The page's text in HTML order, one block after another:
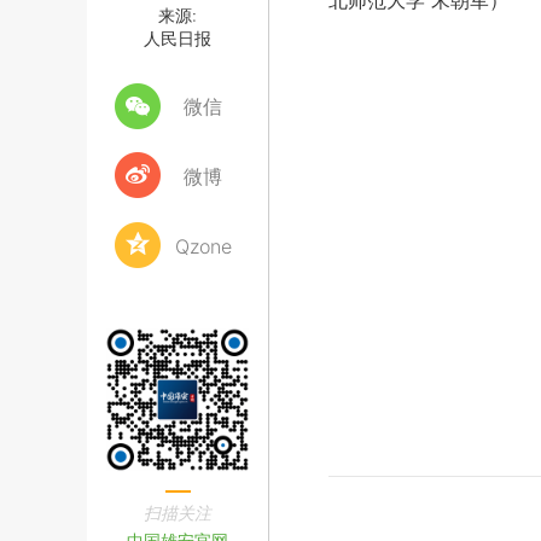
来源:
人民日报
微信
微博
Qzone
扫描关注